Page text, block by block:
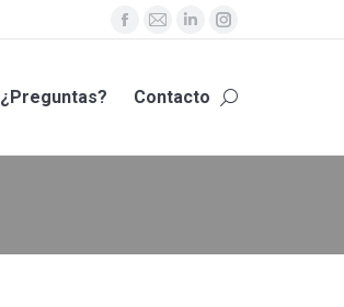
Facebook
opens
Mail
opens
Linkedin
opens
Instagram
opens
¿Preguntas? Contacto Buscar: